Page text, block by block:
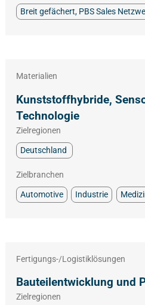
Breit gefächert, PBS Sales
Materialien
Kunststoffhybride,
Technologie
Zielregionen
Deutschland
Zielbranchen
Automotive
Industrie
Fertigungs-/Logistiklösungen
Bauteilentwicklung und
Zielregionen